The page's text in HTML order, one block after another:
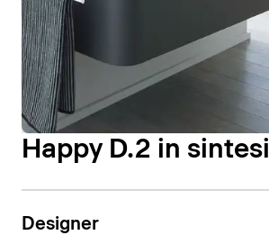
Happy D.2 in sintesi
Designer